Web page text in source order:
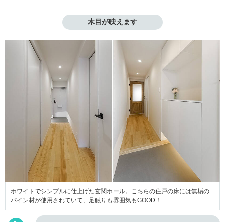
木目が映えます
ホワイトでシンプルに仕上げた玄関ホール。こちらの住戸の床には無垢の
パイン材が使用されていて、足触りも雰囲気もGOOD！